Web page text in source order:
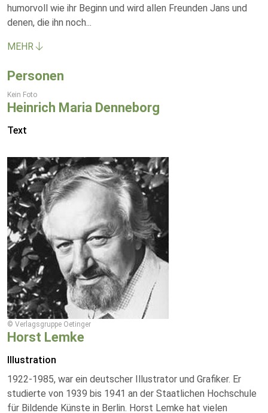
humorvoll wie ihr Beginn und wird allen Freunden Jans und
denen, die ihn noch...
MEHR
Personen
Kein Foto
Heinrich Maria Denneborg
Text
© Verlagsgruppe Oetinger
Horst Lemke
Illustration
1922-1985, war ein deutscher Illustrator und Grafiker. Er
studierte von 1939 bis 1941 an der Staatlichen Hochschule
für Bildende Künste in Berlin. Horst Lemke hat vielen